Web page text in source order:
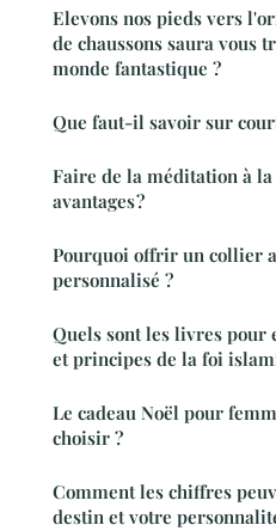
Elevons nos pieds vers
de chaussons saura vous
monde fantastique ?
Que faut-il savoir sur
Faire de la méditation à
avantages ?
Pourquoi offrir un collier
personnalisé ?
Quels sont les livres pour
et principes de la foi
Le cadeau Noël pour
choisir ?
Comment les chiffres
destin et votre